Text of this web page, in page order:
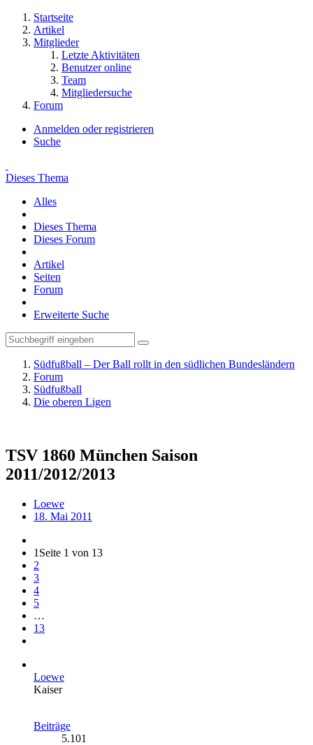
Startseite
Artikel
Mitglieder
Letzte Aktivitäten
Benutzer online
Team
Mitgliedersuche
Forum
Anmelden oder registrieren
Suche
Dieses Thema
Alles
Dieses Thema
Dieses Forum
Artikel
Seiten
Forum
Erweiterte Suche
Südfußball – Der Ball rollt in den südlichen Bundesländern
Forum
Südfußball
Die oberen Ligen
TSV 1860 München Saison
2011/2012/2013
Loewe
18. Mai 2011
1 Seite 1 von 13
2
3
4
5
…
13
Loewe
Kaiser
Beiträge
5.101